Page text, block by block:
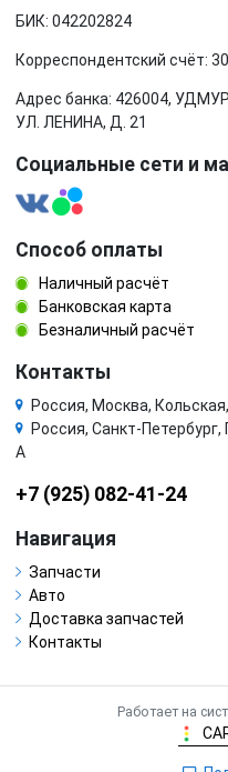
БИК: 042202824
Корреспондентский счёт:
Адрес банка: 426004,
УЛ. ЛЕНИНА, Д. 21
Социальные сети и
Способ оплаты
Наличный расчёт
Банковская карта
Безналичный расчёт
Контакты
Россия, Москва,
Россия, Санкт-Петербург,
А
+7 (925) 082-41-24
Навигация
Запчасти
Авто
Доставка запчастей
Контакты
Работает на